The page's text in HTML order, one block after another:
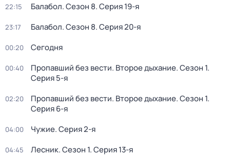
22:15 Балабол. Сезон 8. Серия 19-я
23:17 Балабол. Сезон 8. Серия 20-я
00:20 Сегодня
00:40 Пропавший без вести. Второе дыхание. Сезон 1.
Серия 5-я
02:20 Пропавший без вести. Второе дыхание. Сезон 1.
Серия 6-я
04:00 Чужие. Серия 2-я
04:45 Лесник. Сезон 1. Серия 13-я